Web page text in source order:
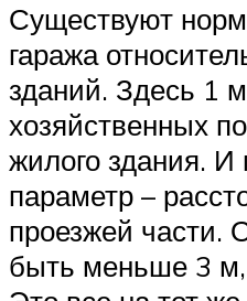
Существуют
гаража
зданий. Здесь 1
хозяйственных
жилого здания. И
параметр –
проезжей части.
быть меньше 3 м,